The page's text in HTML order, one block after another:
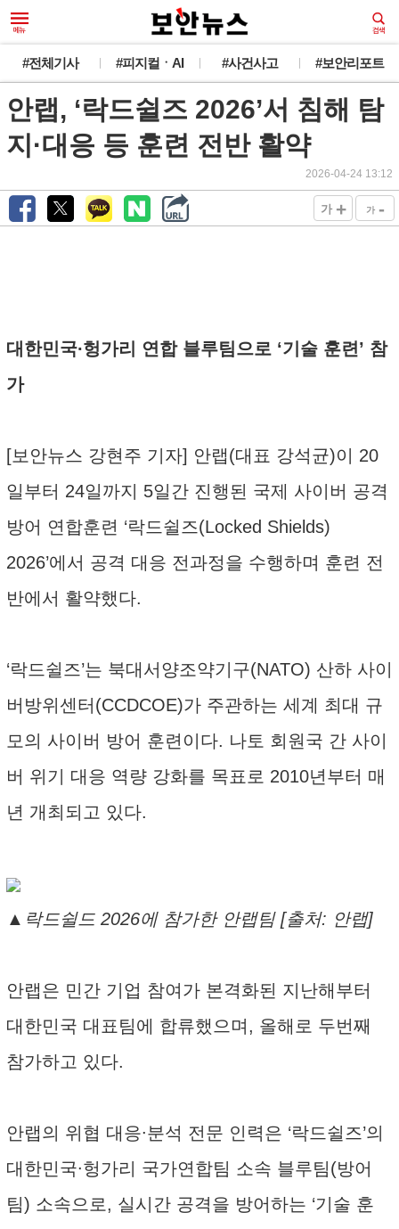
#전체기사 #피지컬ㆍAI #사건사고 #보안리포트
안랩, ‘락드쉴즈 2026’서 침해 탐
지·대응 등 훈련 전반 활약
2026-04-24 13:12
가 + 가 -
대한민국∙헝가리 연합 블루팀으로 ‘기술 훈련’ 참
가
[보안뉴스 강현주 기자] 안랩(대표 강석균)이 20
일부터 24일까지 5일간 진행된 국제 사이버 공격
방어 연합훈련 ‘락드쉴즈(Locked Shields)
2026’에서 공격 대응 전과정을 수행하며 훈련 전
반에서 활약했다.
‘락드쉴즈’는 북대서양조약기구(NATO) 산하 사이
버방위센터(CCDCOE)가 주관하는 세계 최대 규
모의 사이버 방어 훈련이다. 나토 회원국 간 사이
버 위기 대응 역량 강화를 목표로 2010년부터 매
년 개최되고 있다.
▲락드쉴드 2026에 참가한 안랩팀 [출처: 안랩]
안랩은 민간 기업 참여가 본격화된 지난해부터
대한민국 대표팀에 합류했으며, 올해로 두번째
참가하고 있다.
안랩의 위협 대응∙분석 전문 인력은 ‘락드쉴즈’의
대한민국∙헝가리 국가연합팀 소속 블루팀(방어
팀) 소속으로, 실시간 공격을 방어하는 ‘기술 훈